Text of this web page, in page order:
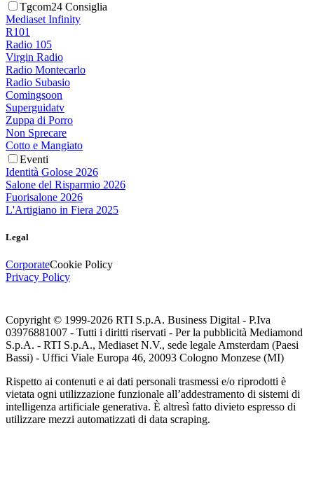
Tgcom24 Consiglia
Mediaset Infinity
R101
Radio 105
Virgin Radio
Radio Montecarlo
Radio Subasio
Comingsoon
Superguidatv
Zuppa di Porro
Non Sprecare
Cotto e Mangiato
Eventi
Identità Golose 2026
Salone del Risparmio 2026
Fuorisalone 2026
L'Artigiano in Fiera 2025
Legal
CorporateCookie Policy
Privacy Policy
Copyright © 1999-2026 RTI S.p.A. Business Digital - P.Iva
03976881007 - Tutti i diritti riservati - Per la pubblicità Mediamond
S.p.A. - RTI S.p.A., Mediaset N.V., sede legale Amsterdam (Paesi
Bassi) - Uffici Viale Europa 46, 20093 Cologno Monzese (MI)
Rispetto ai contenuti e ai dati personali trasmessi e/o riprodotti è
vietata ogni utilizzazione funzionale all’addestramento di sistemi di
intelligenza artificiale generativa. È altresì fatto divieto espresso di
utilizzare mezzi automatizzati di data scraping.